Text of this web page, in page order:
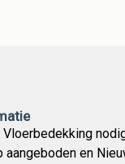
en